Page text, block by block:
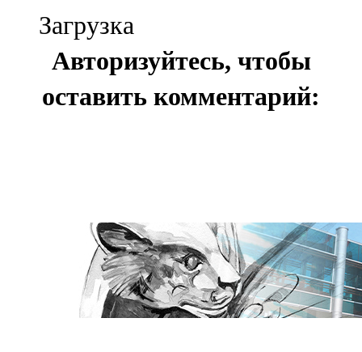
Загрузка
Авторизуйтесь, чтобы
оставить комментарий: